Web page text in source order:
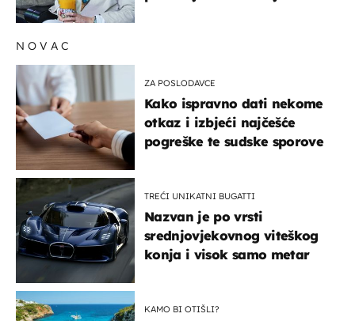
NOVAC
ZA POSLODAVCE
Kako ispravno dati nekome
otkaz i izbjeći najčešće
pogreške te sudske sporove
TREĆI UNIKATNI BUGATTI
Nazvan je po vrsti
srednjovjekovnog viteškog
konja i visok samo metar
KAMO BI OTIŠLI?